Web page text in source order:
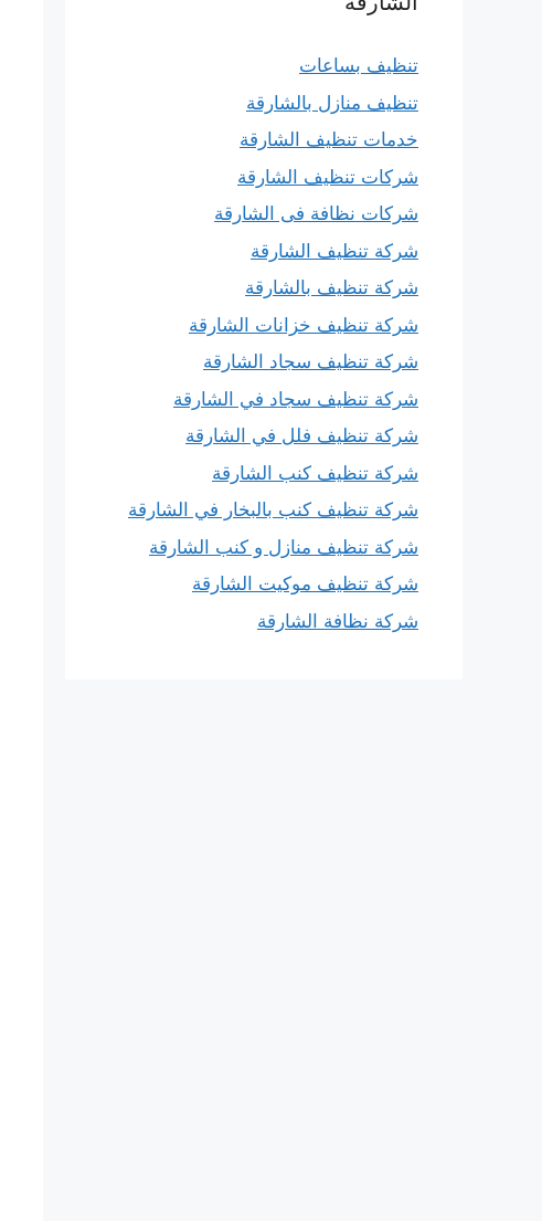
تنظيف بساعات
تنظيف منازل بالشارقة
خدمات تنظيف الشارقة
شركات تنظيف الشارقة
شركات نظافة فى الشارقة
شركة تنظيف الشارقة
شركة تنظيف بالشارقة
شركة تنظيف خزانات الشارقة
شركة تنظيف سجاد الشارقة
شركة تنظيف سجاد في الشارقة
شركة تنظيف فلل في الشارقة
شركة تنظيف كنب الشارقة
شركة تنظيف كنب بالبخار في الشارقة
شركة تنظيف منازل و كنب الشارقة
شركة تنظيف موكيت الشارقة
شركة نظافة الشارقة